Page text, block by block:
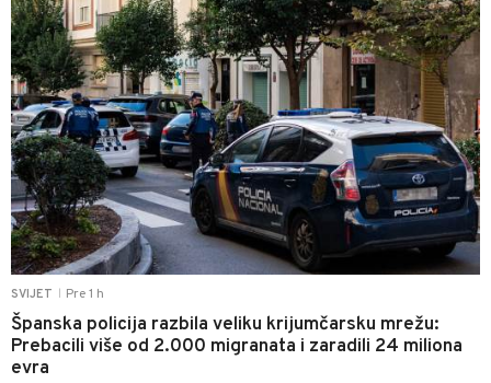
SVIJET Pre 1 h
Španska policija razbila veliku krijumčarsku mrežu:
Prebacili više od 2.000 migranata i zaradili 24 miliona
evra